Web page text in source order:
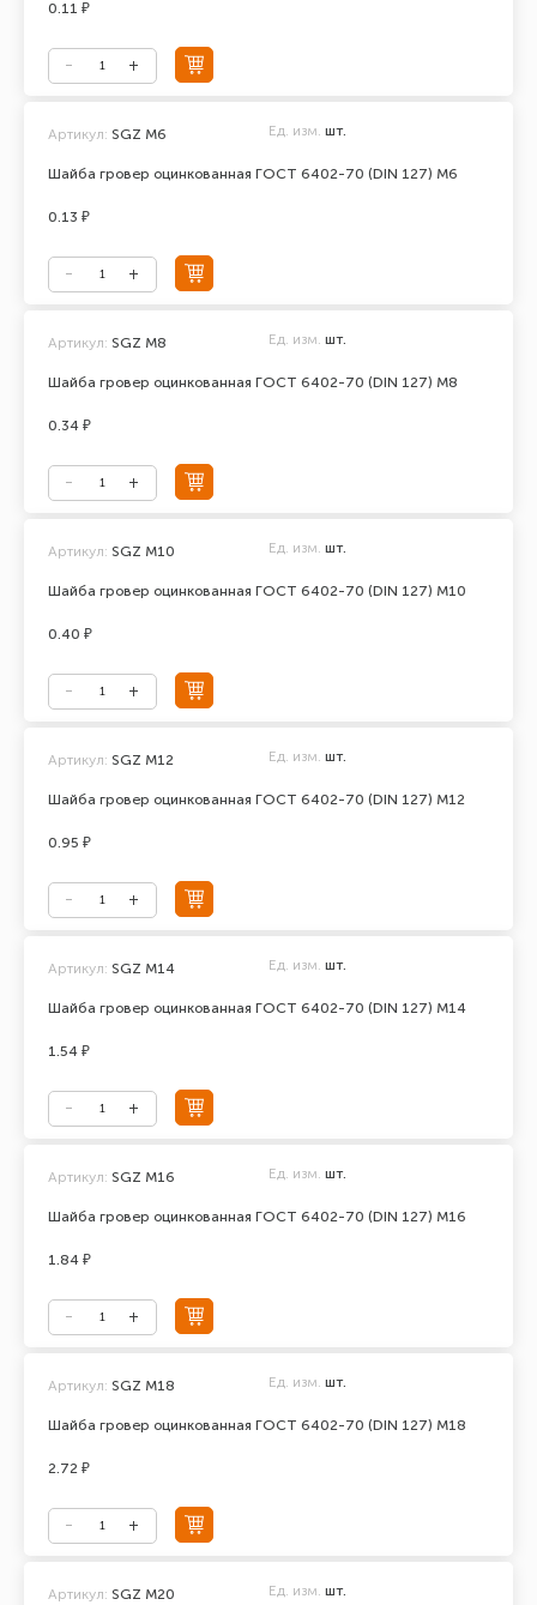
0.11 ₽
Шайба гровер оцинкованная ГОСТ 6402-70 (DIN 127) М6
Артикул: SGZ M6 Ед. изм. шт.
0.13 ₽
Шайба гровер оцинкованная ГОСТ 6402-70 (DIN 127) М8
Артикул: SGZ M8 Ед. изм. шт.
0.34 ₽
Шайба гровер оцинкованная ГОСТ 6402-70 (DIN 127) М10
Артикул: SGZ М10 Ед. изм. шт.
0.40 ₽
Шайба гровер оцинкованная ГОСТ 6402-70 (DIN 127) М12
Артикул: SGZ М12 Ед. изм. шт.
0.95 ₽
Шайба гровер оцинкованная ГОСТ 6402-70 (DIN 127) М14
Артикул: SGZ М14 Ед. изм. шт.
1.54 ₽
Шайба гровер оцинкованная ГОСТ 6402-70 (DIN 127) М16
Артикул: SGZ М16 Ед. изм. шт.
1.84 ₽
Шайба гровер оцинкованная ГОСТ 6402-70 (DIN 127) М18
Артикул: SGZ M18 Ед. изм. шт.
2.72 ₽
Артикул: SGZ M20 Ед. изм. шт.